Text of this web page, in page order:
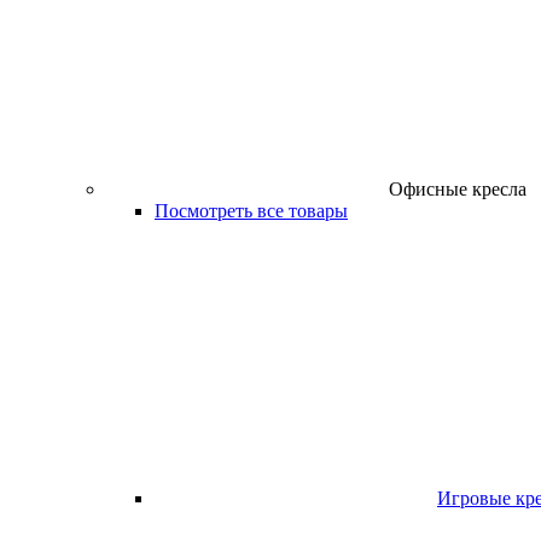
Офисные кресла
Посмотреть все товары
Игровые